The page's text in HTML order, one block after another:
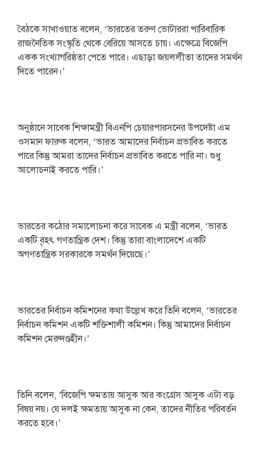
বৈঠকে সাখাওয়াত বলেন, ‘ভারতের তরুণ ভোটাররা পারিবারিক
রাজনৈতিক সংস্কৃতি থেকে বেরিয়ে আসতে চায়। এক্ষেত্রে বিজেপি
একক সংখ্যাগরিষ্ঠতা পেতে পারে। এছাড়া জয়ললীতা তাদের সমর্থন
দিতে পারেন।’
অনুষ্ঠানে সাবেক শিক্ষামন্ত্রী বিএনপি চেয়ারপারসনের উপদেষ্টা এম
ওসমান ফারুক বলেন, ‘ভারত আমাদের নির্বাচন প্রভাবিত করতে
পারে কিন্তু আমরা তাদের নির্বাচন প্রভাবিত করতে পারি না। শুধু
আলোচনাই করতে পারি।’
ভারতের কঠোর সমালোচনা করে সাবেক এ মন্ত্রী বলেন, ‘ভারত
একটি বৃহৎ গণতান্ত্রিক দেশ। কিন্তু তারা বাংলাদেশে একটি
অগণতান্ত্রিক সরকারকে সমর্থন দিয়েছে।’
ভারতের নির্বাচন কমিশনের কথা উল্লেখ করে তিনি বলেন, ‘ভারতের
নির্বাচন কমিশন একটি শক্তিশালী কমিশন। কিন্তু আমাদের নির্বাচন
কমিশন মেরুদণ্ডহীন।’
তিনি বলেন, ‘বিজেপি ক্ষমতায় আসুক আর কংগ্রেস আসুক এটা বড়
বিষয় নয়। যে দলই ক্ষমতায় আসুক না কেন, তাদের নীতির পরিবর্তন
করতে হবে।’